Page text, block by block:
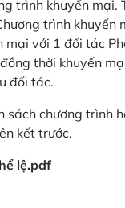
trình khuyến mại.
trình khuyến
mại với 1 đối tác
thời khuyến
đối tác.
sách chương trình
kết trước.
lệ.pdf